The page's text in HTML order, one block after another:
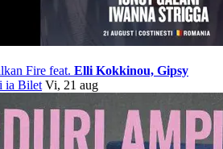
Fire feat. Elli Kokkinou, Gipsy
ia Bilet Vi, 21 aug